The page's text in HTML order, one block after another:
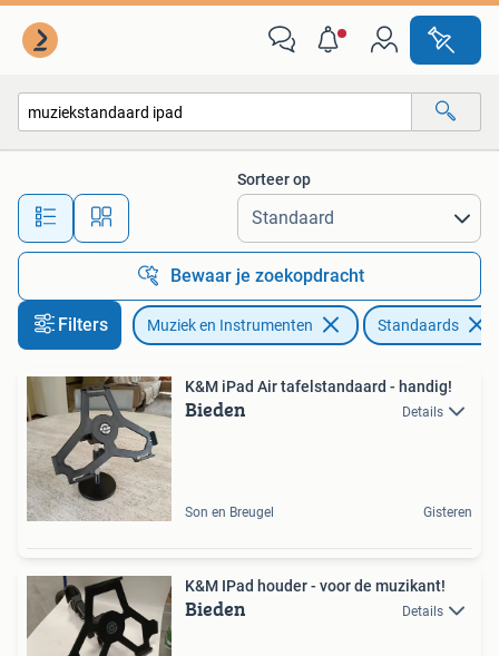
Alle afstanden…
Sorteer op
Bewaar je zoekopdracht
Filters Muziek en Instrumenten Standaards
K&M iPad Air tafelstandaard - handig!
Bieden Details
Son en Breugel Gisteren
K&M IPad houder - voor de muzikant!
Bieden Details